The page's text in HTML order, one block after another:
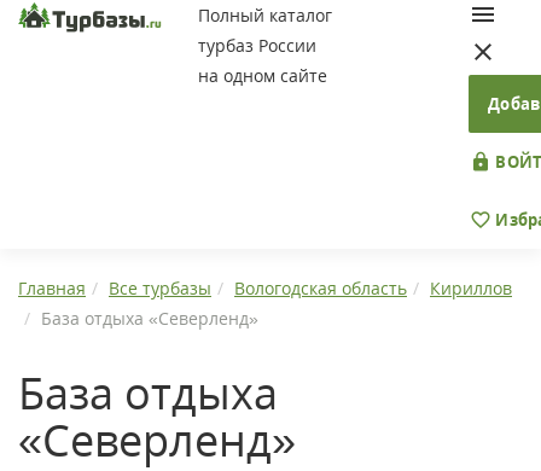
Полный каталог
турбаз России
на одном сайте
Главная Все турбазы Вологодская область
Кириллов
База отдыха «Северленд»
База отдыха
«Северленд»